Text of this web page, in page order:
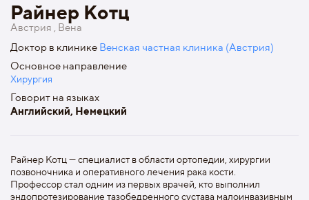
Райнер Котц
Австрия , Вена
Доктор в клинике Венская частная клиника (Австрия)
Основное направление
Хирургия
Говорит на языках
Английский, Немецкий
Райнер Котц — специалист в области ортопедии, хирургии
позвоночника и оперативного лечения рака кости.
Профессор стал одним из первых врачей, кто выполнил
эндопротезирование тазобедренного сустава малоинвазивным